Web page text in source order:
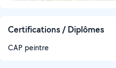
Certifications / Diplômes
CAP peintre